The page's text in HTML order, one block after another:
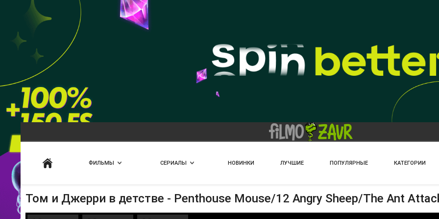
ФИЛЬМЫ СЕРИАЛЫ НОВИНКИ ЛУЧШИЕ ПОПУЛЯРНЫЕ КАТЕГОРИИ
Том и Джерри в детстве - Penthouse Mouse/12 Angry Sheep/The Ant